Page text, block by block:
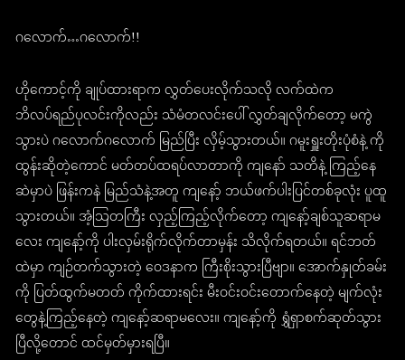
ဂလောက်…ဂလောက်!!
ဟိုကောင့်ကို ချုပ်ထားရာက လွှတ်ပေးလိုက်သလို လက်ထဲက
ဘိလပ်ရည်ပုလင်းကိုလည်း သံမံတလင်းပေါ် လွှတ်ချလိုက်တော့ မကွဲ
သွားပဲ ဂလောက်ဂလောက် မြည်ပြီး လှိမ့်သွားတယ်။ ဂမူးရှူးတိုးပုံစံနဲ့ ကို
ထွန်းဆိုတဲ့ကောင် မတ်တပ်ထရပ်လာတာကို ကျနော် သတိနဲ့ ကြည့်နေ
ဆဲမှာပဲ ဖြန်းကနဲ မြည်သံနဲ့အတူ ကျနော့် ဘယ်ဖက်ပါးပြင်တစ်ခုလုံး ပူထူ
သွားတယ်။ အံ့သြတကြီး လှည့်ကြည့်လိုက်တော့ ကျနော့်ချစ်သူဆရာမ
လေး ကျနော့်ကို ပါးလှမ်းရိုက်လိုက်တာမှန်း သိလိုက်ရတယ်။ ရင်ဘတ်
ထဲမှာ ကျဉ်တက်သွားတဲ့ ဝေဒနာက ကြီးစိုးသွားပြီဗျာ။ အောက်နှုတ်ခမ်း
ကို ပြတ်ထွက်မတတ် ကိုက်ထားရင်း မီးဝင်းဝင်းတောက်နေတဲ့ မျက်လုံး
တွေနဲ့ကြည့်နေတဲ့ ကျနော့်ဆရာမလေး။ ကျနော့်ကို ရွှံရှာစက်ဆုတ်သွား
ပြီလို့တောင် ထင်မှတ်မှားရပြီ။